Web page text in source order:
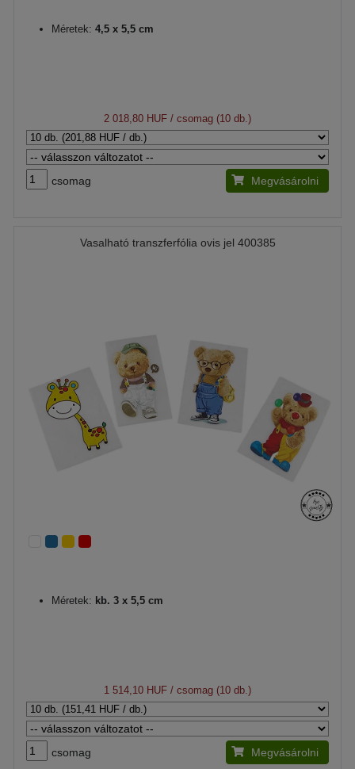
Méretek: 4,5 x 5,5 cm
2 018,80 HUF / csomag (10 db.)
csomag Megvásárolni
Vasalható transzferfólia ovis jel 400385
Méretek: kb. 3 x 5,5 cm
1 514,10 HUF / csomag (10 db.)
csomag Megvásárolni